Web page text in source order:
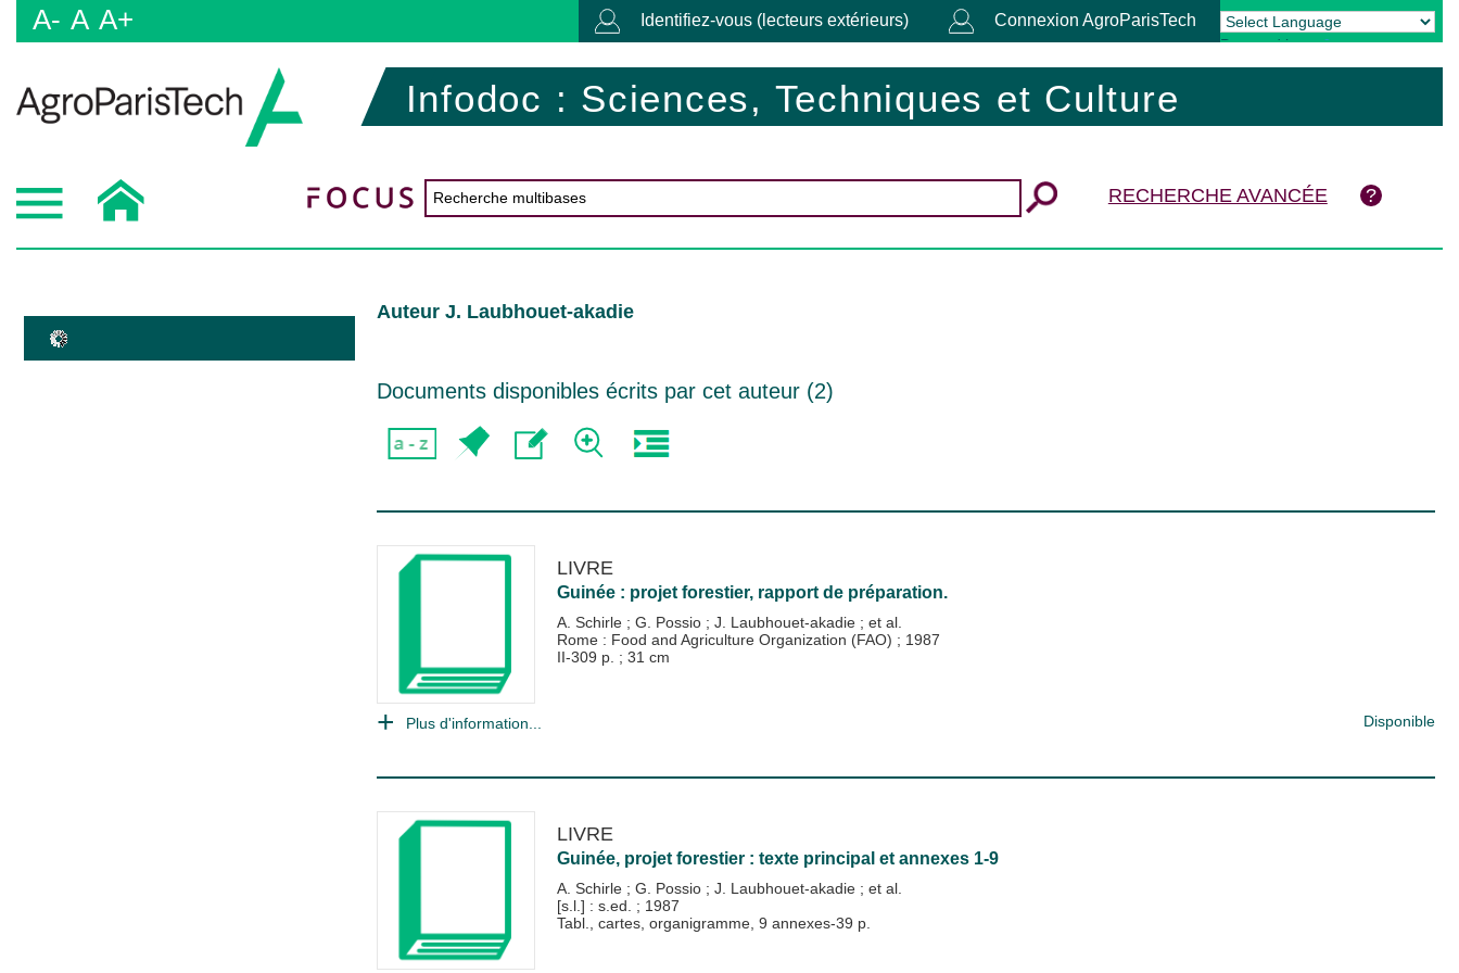
A- A A+ Identifiez-vous (lecteurs extérieurs) Connexion AgroParisTech
Powered by Translate
Infodoc : Sciences, Techniques et Culture
RECHERCHE AVANCÉE
Auteur J. Laubhouet-akadie
Documents disponibles écrits par cet auteur (2)
LIVRE
Guinée : projet forestier, rapport de préparation.
A. Schirle ; G. Possio ; J. Laubhouet-akadie ; et al.
Rome : Food and Agriculture Organization (FAO) ; 1987
II-309 p. ; 31 cm
Plus d'information... Disponible
LIVRE
Guinée, projet forestier : texte principal et annexes 1-9
A. Schirle ; G. Possio ; J. Laubhouet-akadie ; et al.
[s.l.] : s.ed. ; 1987
Tabl., cartes, organigramme, 9 annexes-39 p.